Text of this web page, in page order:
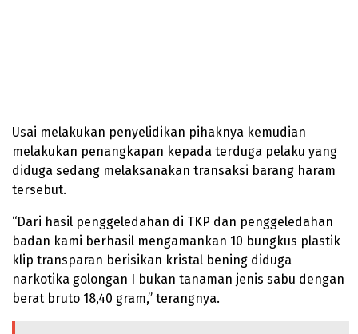
Usai melakukan penyelidikan pihaknya kemudian
melakukan penangkapan kepada terduga pelaku yang
diduga sedang melaksanakan transaksi barang haram
tersebut.
“Dari hasil penggeledahan di TKP dan penggeledahan
badan kami berhasil mengamankan 10 bungkus plastik
klip transparan berisikan kristal bening diduga
narkotika golongan I bukan tanaman jenis sabu dengan
berat bruto 18,40 gram,” terangnya.